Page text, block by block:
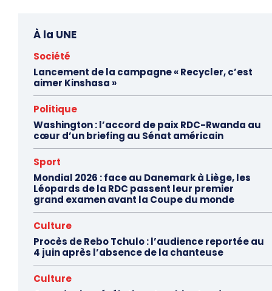
À la UNE
Société
Lancement de la campagne « Recycler, c’est
aimer Kinshasa »
Politique
Washington : l’accord de paix RDC-Rwanda au
cœur d’un briefing au Sénat américain
Sport
Mondial 2026 : face au Danemark à Liège, les
Léopards de la RDC passent leur premier
grand examen avant la Coupe du monde
Culture
Procès de Rebo Tchulo : l’audience reportée au
4 juin après l’absence de la chanteuse
Culture